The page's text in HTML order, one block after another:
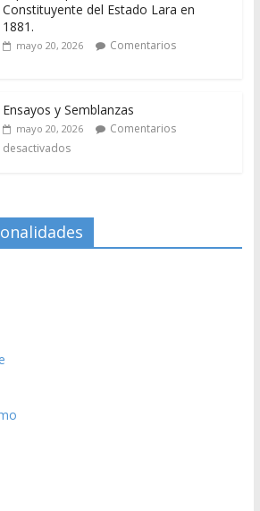
Constituyente del Estado Lara en
1881.
mayo 20, 2026
Comentarios
Ensayos y Semblanzas
mayo 20, 2026
Comentarios
desactivados